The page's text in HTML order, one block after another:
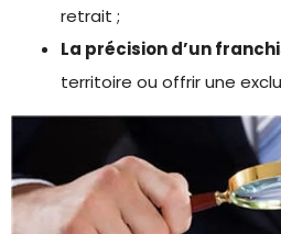
retrait ;
La précision d’un
territoire ou offrir une